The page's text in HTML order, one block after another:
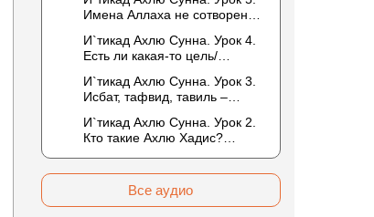
описывается физическим
Корана сотворено?
Предопределение судьбы
Имена Аллаха не сотворены.
сифатов. Описание Аллаха
сифатом «вадж» (букв.: лик)
И`тикад Ахлю Сунна. Урок 4.
Есть ли какая-то цель/
Всевышнего? Можно ли
отрицать в отношении Аллаха
недостатки, отрицание
которых не пришло в Коране
и Сунне? Концепция ибн
И`тикад Ахлю Сунна. Урок 3.
Исбат, тафвид, тавиль –
муташабихат. Можно ли
переводить сифаты аль-
хабария на русский язык? Что
означает утверждение
сифата «биля кейфа» (без
образа)?
И`тикад Ахлю Сунна. Урок 2.
Кто такие Ахлю Хадис?
Атрибутов Всевышнего
Все аудио